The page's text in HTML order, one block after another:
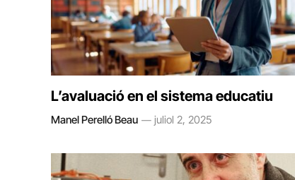
L’avaluació en el sistema educatiu
Manel Perelló Beau juliol 2, 2025